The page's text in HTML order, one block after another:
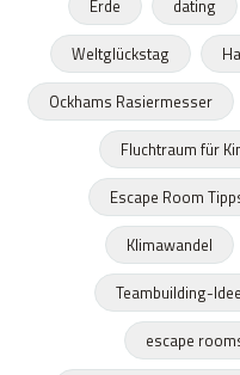
Erde
dating
Weltglückstag
Ockhams Rasiermesser
Fluchtraum für
Escape Room
Klimawandel
Teambuilding-
escape